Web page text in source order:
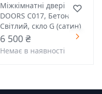
Міжкімнатні двері
DOORS С017, Бетон
Світлий, скло G (сатин)
6 500 ₴
Немає в наявності